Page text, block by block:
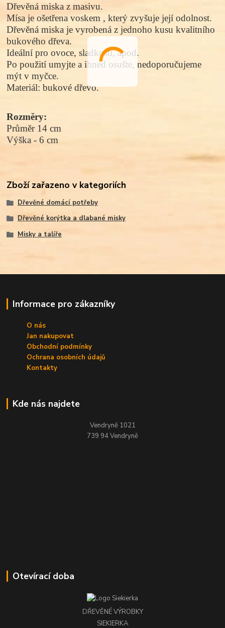
Dřevěná miska z masivu.
Mísaje ošetřenavoskem , který zvyšuje její odolnost.
Dřevěná miska je vyrobená z jednoho kusu kvalitního
bukového dřeva.
Ideální pro ovoce, sladkosti, apod.
Po použití umyjte a ihned osušte, nedoporučujeme
mýt v myčce.
Materiál: bukové dřevo.
Rozměry:
Průměr 14 cm
Výška - 6 cm
Zboží zařazeno v kategoriích
Dřevěné domácí potřeby
Dřevěné korýtka a dlabané misky
Misky a talíře
Informace pro zákazníky
O nás
Jan nakupovat
Obchodní podmínky
Ochrana osobních údajů
Kontakty
Kde nás najdete
Vendryně 1021
739 94 Vendryně
Otevírací doba
DŘEVĚNÉ VÝROBKY
SIEKIERKA